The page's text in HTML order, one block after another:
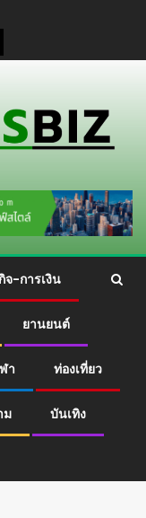
จ-การเงิน
ยานยนต์
า ท่องเที่ยว
ม บันเทิง